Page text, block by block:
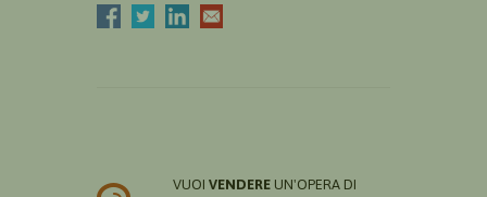
VUOI VENDERE UN'OPERA DI